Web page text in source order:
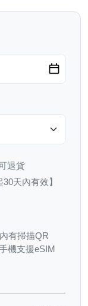
退貨
天內有效】
有掃描QR
機支援eSIM